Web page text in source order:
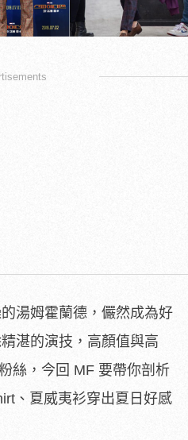
湯姆霍蘭德，儼然成為好
湛的演技，高顏值與高
絲，今回 MF 要帶你剖析
、夏威夷衫穿出夏日好感